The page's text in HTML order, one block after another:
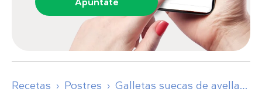
Recetas Postres Galletas suecas de avellana keto